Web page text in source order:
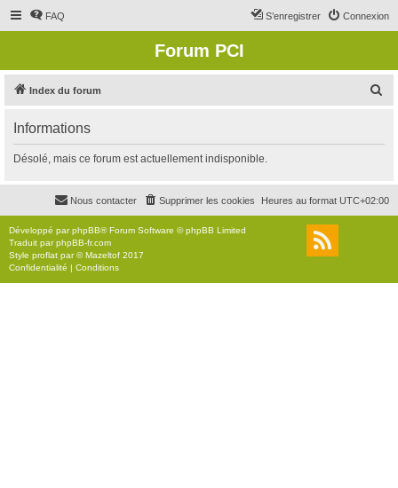
FAQ Connexion
S’enregistrer
Forum PCI
Index du forum
r
c
r
Informations
Désolé, mais ce forum est actuellement indisponible.
Heures au format UTC+02:00
Supprimer les cookies
Nous contacter
Développé parphpBB® Forum Software © phpBB Limited
Traduit parphpBB-fr.com
Style proflat par ©Mazeltof 2017
Confidentialité | Conditions